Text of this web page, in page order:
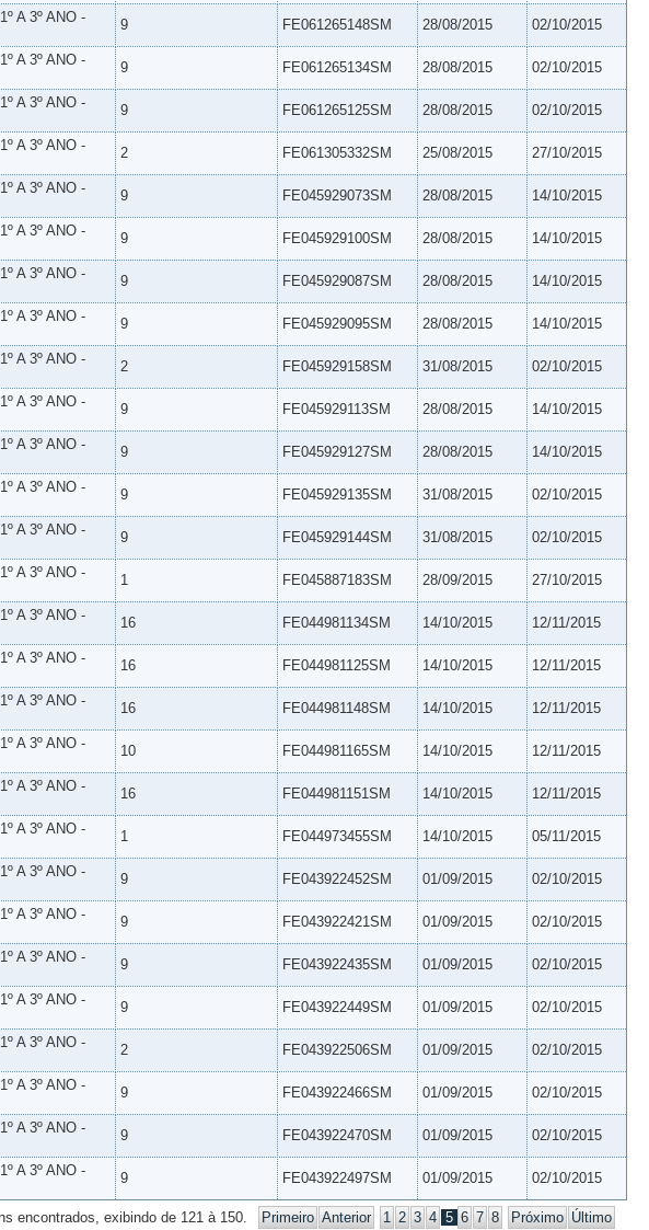
A 3º ANO -
9 FE061265148SM 28/08/2015 02/10/2015
A 3º ANO -
9 FE061265134SM 28/08/2015 02/10/2015
A 3º ANO -
9 FE061265125SM 28/08/2015 02/10/2015
A 3º ANO -
2 FE061305332SM 25/08/2015 27/10/2015
A 3º ANO -
9 FE045929073SM 28/08/2015 14/10/2015
A 3º ANO -
9 FE045929100SM 28/08/2015 14/10/2015
A 3º ANO -
9 FE045929087SM 28/08/2015 14/10/2015
A 3º ANO -
9 FE045929095SM 28/08/2015 14/10/2015
A 3º ANO -
2 FE045929158SM 31/08/2015 02/10/2015
A 3º ANO -
9 FE045929113SM 28/08/2015 14/10/2015
A 3º ANO -
9 FE045929127SM 28/08/2015 14/10/2015
A 3º ANO -
9 FE045929135SM 31/08/2015 02/10/2015
A 3º ANO -
9 FE045929144SM 31/08/2015 02/10/2015
A 3º ANO -
1 FE045887183SM 28/09/2015 27/10/2015
A 3º ANO -
16 FE044981134SM 14/10/2015 12/11/2015
A 3º ANO -
16 FE044981125SM 14/10/2015 12/11/2015
A 3º ANO -
16 FE044981148SM 14/10/2015 12/11/2015
A 3º ANO -
10 FE044981165SM 14/10/2015 12/11/2015
A 3º ANO -
16 FE044981151SM 14/10/2015 12/11/2015
A 3º ANO -
1 FE044973455SM 14/10/2015 05/11/2015
A 3º ANO -
9 FE043922452SM 01/09/2015 02/10/2015
A 3º ANO -
9 FE043922421SM 01/09/2015 02/10/2015
A 3º ANO -
9 FE043922435SM 01/09/2015 02/10/2015
A 3º ANO -
9 FE043922449SM 01/09/2015 02/10/2015
A 3º ANO -
2 FE043922506SM 01/09/2015 02/10/2015
A 3º ANO -
9 FE043922466SM 01/09/2015 02/10/2015
A 3º ANO -
9 FE043922470SM 01/09/2015 02/10/2015
A 3º ANO -
9 FE043922497SM 01/09/2015 02/10/2015
encontrados, exibindo de 121 à 150. Primeiro Anterior 1 2 3 4 5 6 7 8 Próximo Último